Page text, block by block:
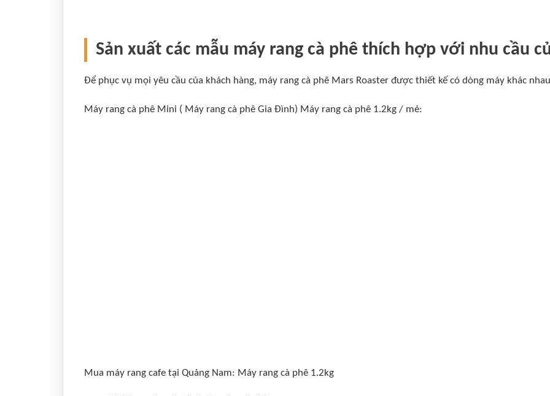
Sản xuất các mẫu máy rang cà phê thích hợp với nhu cầu
Để phục vụ mọi yêu cầu của khách hàng, máy rang cà phê Mars Roaster được thiết kế có dòng máy khác
Máy rang cà phê Mini ( Máy rang cà phê Gia Đình) Máy rang cà phê 1.2kg / mẻ:
Mua máy rang cafe tại Quảng Nam: Máy rang cà phê 1.2kg